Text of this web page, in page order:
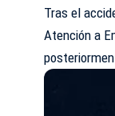
Tras el
Atención a